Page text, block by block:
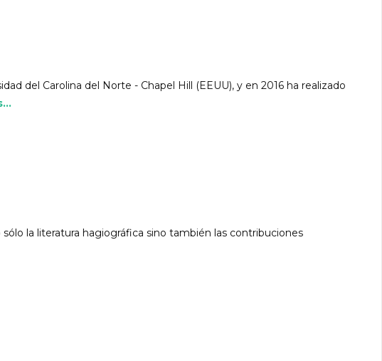
del Carolina del Norte - Chapel Hill (EEUU), y en 2016 ha realizado
la literatura hagiográfica sino también las contribuciones